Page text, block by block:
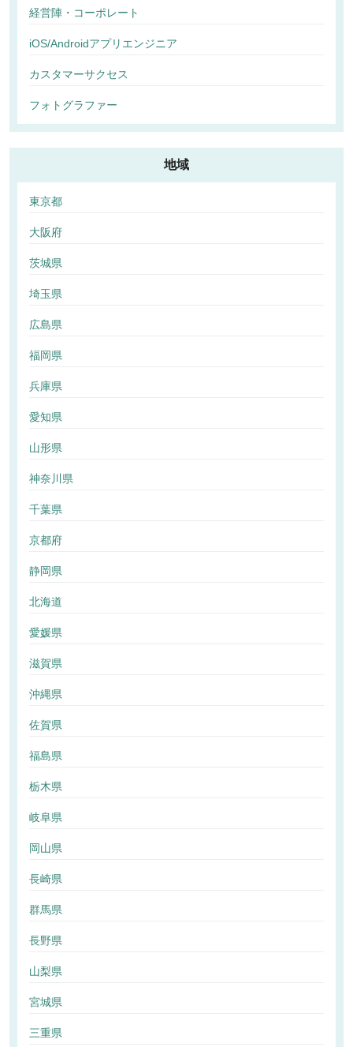
経営陣・コーポレート
iOS/Androidアプリエンジニア
カスタマーサクセス
フォトグラファー
地域
東京都
大阪府
茨城県
埼玉県
広島県
福岡県
兵庫県
愛知県
山形県
神奈川県
千葉県
京都府
静岡県
北海道
愛媛県
滋賀県
沖縄県
佐賀県
福島県
栃木県
岐阜県
岡山県
長崎県
群馬県
長野県
山梨県
宮城県
三重県